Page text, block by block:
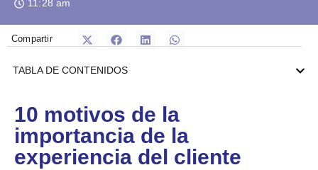
11:28 am
Compartir
TABLA DE CONTENIDOS
10 motivos de la
importancia de la
experiencia del cliente